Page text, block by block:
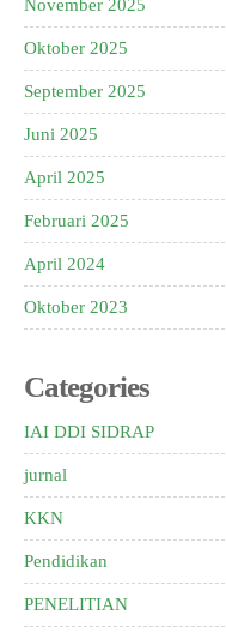
November 2025
Oktober 2025
September 2025
Juni 2025
April 2025
Februari 2025
April 2024
Oktober 2023
Categories
IAI DDI SIDRAP
jurnal
KKN
Pendidikan
PENELITIAN